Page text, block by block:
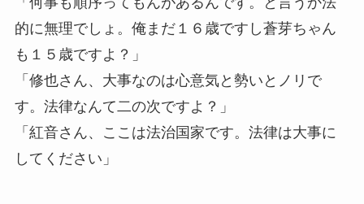
的に無理でしょ。俺まだ１６歳ですし蒼芽ちゃん
も１５歳ですよ？」
「修也さん、大事なのは心意気と勢いとノリで
す。法律なんて二の次ですよ？」
「紅音さん、ここは法治国家です。法律は大事に
してください」